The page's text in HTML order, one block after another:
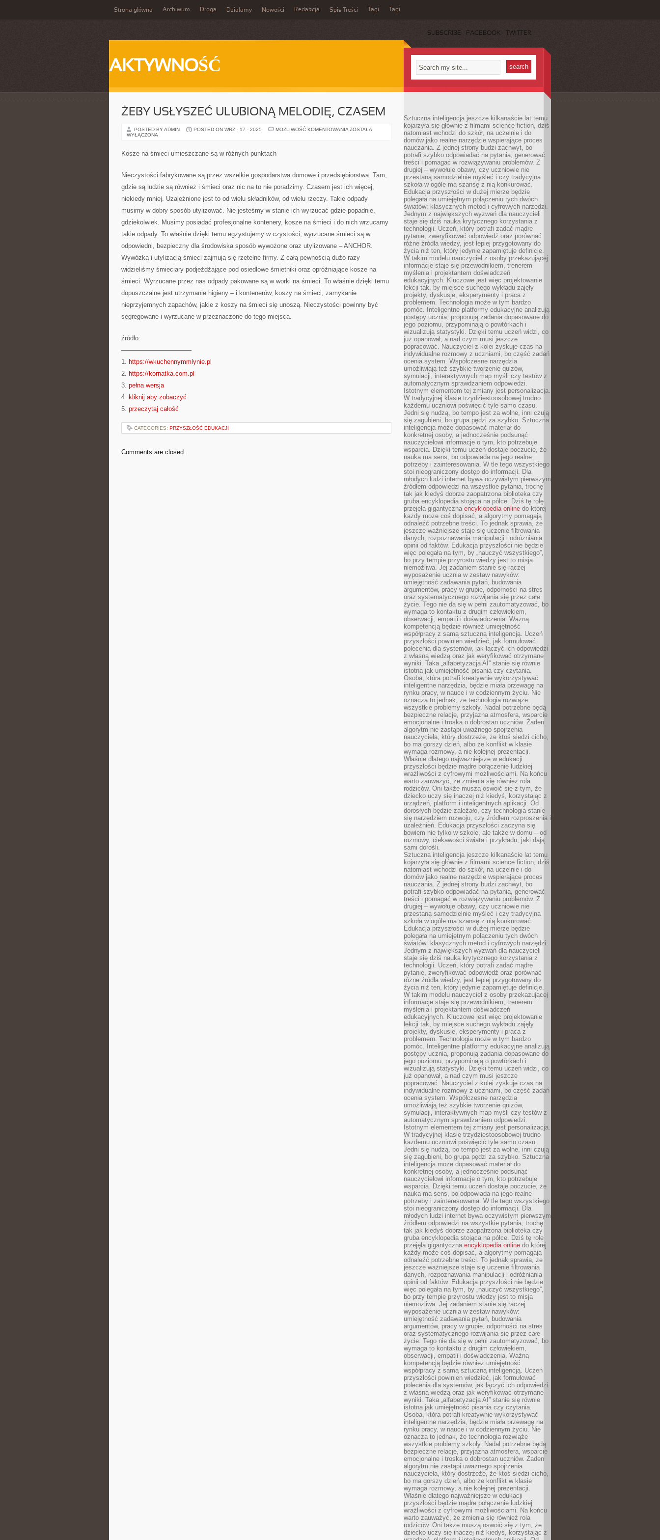
Strona główna Archiwum Droga Działamy Nowości Redakcja Spis Treści Tagi Tagi
SUBSCRIBE FACEBOOK TWITTER
AKTYWNOŚĆ
ŻEBY USŁYSZEĆ ULUBIONĄ MELODIĘ, CZASEM
POSTED BY ADMIN POSTED ON WRZ - 17 - 2025 MOŻLIWOŚĆ KOMENTOWANIA ŻEBY
ZOSTAŁA
WYŁĄCZONA
Kosze na śmieci umieszczane są w różnych punktach
Nieczystości fabrykowane są przez wszelkie gospodarstwa domowe i przedsiębiorstwa. Tam,
gdzie są ludzie są również i śmieci oraz nic na to nie poradzimy. Czasem jest ich więcej,
niekiedy mniej. Uzależnione jest to od wielu składników, od wielu rzeczy. Takie odpady
musimy w dobry sposób utylizować. Nie jesteśmy w stanie ich wyrzucać gdzie popadnie,
gdziekolwiek. Musimy posiadać profesjonalne kontenery, kosze na śmieci i do nich wrzucamy
takie odpady. To właśnie dzięki temu egzystujemy w czystości, wyrzucane śmieci są w
odpowiedni, bezpieczny dla środowiska sposób wywożone oraz utylizowane – ANCHOR.
Wywózką i utylizacją śmieci zajmują się rzetelne firmy. Z całą pewnością dużo razy
widzieliśmy śmieciary podjeżdżające pod osiedlowe śmietniki oraz opróżniające kosze na
śmieci. Wyrzucane przez nas odpady pakowane są w worki na śmieci. To właśnie dzięki temu
dopuszczalne jest utrzymanie higieny – i kontenerów, koszy na śmieci, zamykanie
nieprzyjemnych zapachów, jakie z koszy na śmieci się unoszą. Nieczystości powinny być
segregowane i wyrzucane w przeznaczone do tego miejsca.
źródło:
———————————
1. https://wkuchennymmlynie.pl
2. https://kornatka.com.pl
3. pełna wersja
4. kliknij aby zobaczyć
5. przeczytaj całość
CATEGORIES: PRZYSZŁOŚĆ EDUKACJI
Comments are closed.
Sztuczna inteligencja jeszcze kilkanaście lat temu
kojarzyła się głównie z filmami science fiction, dziś
natomiast wchodzi do szkół, na uczelnie i do
domów jako realne narzędzie wspierające proces
nauczania. Z jednej strony budzi zachwyt, bo
potrafi szybko odpowiadać na pytania, generować
treści i pomagać w rozwiązywaniu problemów. Z
drugiej – wywołuje obawy, czy uczniowie nie
przestaną samodzielnie myśleć i czy tradycyjna
szkoła w ogóle ma szansę z nią konkurować.
Edukacja przyszłości w dużej mierze będzie
polegała na umiejętnym połączeniu tych dwóch
światów: klasycznych metod i cyfrowych narzędzi.
Jednym z największych wyzwań dla nauczycieli
staje się dziś nauka krytycznego korzystania z
technologii. Uczeń, który potrafi zadać mądre
pytanie, zweryfikować odpowiedź oraz porównać
różne źródła wiedzy, jest lepiej przygotowany do
życia niż ten, który jedynie zapamiętuje definicje.
W takim modelu nauczyciel z osoby przekazującej
informacje staje się przewodnikiem, trenerem
myślenia i projektantem doświadczeń
edukacyjnych. Kluczowe jest więc projektowanie
lekcji tak, by miejsce suchego wykładu zajęły
projekty, dyskusje, eksperymenty i praca z
problemem. Technologia może w tym bardzo
pomóc. Inteligentne platformy edukacyjne analizują
postępy ucznia, proponują zadania dopasowane do
jego poziomu, przypominają o powtórkach i
wizualizują statystyki. Dzięki temu uczeń widzi, co
już opanował, a nad czym musi jeszcze
popracować. Nauczyciel z kolei zyskuje czas na
indywidualne rozmowy z uczniami, bo część zadań
ocenia system. Współczesne narzędzia
umożliwiają też szybkie tworzenie quizów,
symulacji, interaktywnych map myśli czy testów z
automatycznym sprawdzaniem odpowiedzi.
Istotnym elementem tej zmiany jest personalizacja.
W tradycyjnej klasie trzydziestoosobowej trudno
każdemu uczniowi poświęcić tyle samo czasu.
Jedni się nudzą, bo tempo jest za wolne, inni czują
się zagubieni, bo grupa pędzi za szybko. Sztuczna
inteligencja może dopasować materiał do
konkretnej osoby, a jednocześnie podsunąć
nauczycielowi informacje o tym, kto potrzebuje
wsparcia. Dzięki temu uczeń dostaje poczucie, że
nauka ma sens, bo odpowiada na jego realne
potrzeby i zainteresowania. W tle tego wszystkiego
stoi nieograniczony dostęp do informacji. Dla
młodych ludzi internet bywa oczywistym pierwszym
źródłem odpowiedzi na wszystkie pytania, trochę
tak jak kiedyś dobrze zaopatrzona biblioteka czy
gruba encyklopedia stojąca na półce. Dziś tę rolę
przejęła gigantyczna encyklopedia online do której
każdy może coś dopisać, a algorytmy pomagają
odnaleźć potrzebne treści. To jednak sprawia, że
jeszcze ważniejsze staje się uczenie filtrowania
danych, rozpoznawania manipulacji i odróżniania
opinii od faktów. Edukacja przyszłości nie będzie
więc polegała na tym, by „nauczyć wszystkiego”,
bo przy tempie przyrostu wiedzy jest to misja
niemożliwa. Jej zadaniem stanie się raczej
wyposażenie ucznia w zestaw nawyków:
umiejętność zadawania pytań, budowania
argumentów, pracy w grupie, odporności na stres
oraz systematycznego rozwijania się przez całe
życie. Tego nie da się w pełni zautomatyzować, bo
wymaga to kontaktu z drugim człowiekiem,
obserwacji, empatii i doświadczenia. Ważną
kompetencją będzie również umiejętność
współpracy z samą sztuczną inteligencją. Uczeń
przyszłości powinien wiedzieć, jak formułować
polecenia dla systemów, jak łączyć ich odpowiedzi
z własną wiedzą oraz jak weryfikować otrzymane
wyniki. Taka „alfabetyzacja AI” stanie się równie
istotna jak umiejętność pisania czy czytania.
Osoba, która potrafi kreatywnie wykorzystywać
inteligentne narzędzia, będzie miała przewagę na
rynku pracy, w nauce i w codziennym życiu. Nie
oznacza to jednak, że technologia rozwiąże
wszystkie problemy szkoły. Nadal potrzebne będą
bezpieczne relacje, przyjazna atmosfera, wsparcie
emocjonalne i troska o dobrostan uczniów. Żaden
algorytm nie zastąpi uważnego spojrzenia
nauczyciela, który dostrzeże, że ktoś siedzi cicho,
bo ma gorszy dzień, albo że konflikt w klasie
wymaga rozmowy, a nie kolejnej prezentacji.
Właśnie dlatego najważniejsze w edukacji
przyszłości będzie mądre połączenie ludzkiej
wrażliwości z cyfrowymi możliwościami. Na końcu
warto zauważyć, że zmienia się również rola
rodziców. Oni także muszą oswoić się z tym, że
dziecko uczy się inaczej niż kiedyś, korzystając z
urządzeń, platform i inteligentnych aplikacji. Od
dorosłych będzie zależało, czy technologia stanie
się narzędziem rozwoju, czy źródłem rozproszenia i
uzależnień. Edukacja przyszłości zaczyna się
bowiem nie tylko w szkole, ale także w domu – od
rozmowy, ciekawości świata i przykładu, jaki dają
sami dorośli.
Sztuczna inteligencja jeszcze kilkanaście lat temu
kojarzyła się głównie z filmami science fiction, dziś
natomiast wchodzi do szkół, na uczelnie i do
domów jako realne narzędzie wspierające proces
nauczania. Z jednej strony budzi zachwyt, bo
potrafi szybko odpowiadać na pytania, generować
treści i pomagać w rozwiązywaniu problemów. Z
drugiej – wywołuje obawy, czy uczniowie nie
przestaną samodzielnie myśleć i czy tradycyjna
szkoła w ogóle ma szansę z nią konkurować.
Edukacja przyszłości w dużej mierze będzie
polegała na umiejętnym połączeniu tych dwóch
światów: klasycznych metod i cyfrowych narzędzi.
Jednym z największych wyzwań dla nauczycieli
staje się dziś nauka krytycznego korzystania z
technologii. Uczeń, który potrafi zadać mądre
pytanie, zweryfikować odpowiedź oraz porównać
różne źródła wiedzy, jest lepiej przygotowany do
życia niż ten, który jedynie zapamiętuje definicje.
W takim modelu nauczyciel z osoby przekazującej
informacje staje się przewodnikiem, trenerem
myślenia i projektantem doświadczeń
edukacyjnych. Kluczowe jest więc projektowanie
lekcji tak, by miejsce suchego wykładu zajęły
projekty, dyskusje, eksperymenty i praca z
problemem. Technologia może w tym bardzo
pomóc. Inteligentne platformy edukacyjne analizują
postępy ucznia, proponują zadania dopasowane do
jego poziomu, przypominają o powtórkach i
wizualizują statystyki. Dzięki temu uczeń widzi, co
już opanował, a nad czym musi jeszcze
popracować. Nauczyciel z kolei zyskuje czas na
indywidualne rozmowy z uczniami, bo część zadań
ocenia system. Współczesne narzędzia
umożliwiają też szybkie tworzenie quizów,
symulacji, interaktywnych map myśli czy testów z
automatycznym sprawdzaniem odpowiedzi.
Istotnym elementem tej zmiany jest personalizacja.
W tradycyjnej klasie trzydziestoosobowej trudno
każdemu uczniowi poświęcić tyle samo czasu.
Jedni się nudzą, bo tempo jest za wolne, inni czują
się zagubieni, bo grupa pędzi za szybko. Sztuczna
inteligencja może dopasować materiał do
konkretnej osoby, a jednocześnie podsunąć
nauczycielowi informacje o tym, kto potrzebuje
wsparcia. Dzięki temu uczeń dostaje poczucie, że
nauka ma sens, bo odpowiada na jego realne
potrzeby i zainteresowania. W tle tego wszystkiego
stoi nieograniczony dostęp do informacji. Dla
młodych ludzi internet bywa oczywistym pierwszym
źródłem odpowiedzi na wszystkie pytania, trochę
tak jak kiedyś dobrze zaopatrzona biblioteka czy
gruba encyklopedia stojąca na półce. Dziś tę rolę
przejęła gigantyczna encyklopedia online do której
każdy może coś dopisać, a algorytmy pomagają
odnaleźć potrzebne treści. To jednak sprawia, że
jeszcze ważniejsze staje się uczenie filtrowania
danych, rozpoznawania manipulacji i odróżniania
opinii od faktów. Edukacja przyszłości nie będzie
więc polegała na tym, by „nauczyć wszystkiego”,
bo przy tempie przyrostu wiedzy jest to misja
niemożliwa. Jej zadaniem stanie się raczej
wyposażenie ucznia w zestaw nawyków:
umiejętność zadawania pytań, budowania
argumentów, pracy w grupie, odporności na stres
oraz systematycznego rozwijania się przez całe
życie. Tego nie da się w pełni zautomatyzować, bo
wymaga to kontaktu z drugim człowiekiem,
obserwacji, empatii i doświadczenia. Ważną
kompetencją będzie również umiejętność
współpracy z samą sztuczną inteligencją. Uczeń
przyszłości powinien wiedzieć, jak formułować
polecenia dla systemów, jak łączyć ich odpowiedzi
z własną wiedzą oraz jak weryfikować otrzymane
wyniki. Taka „alfabetyzacja AI” stanie się równie
istotna jak umiejętność pisania czy czytania.
Osoba, która potrafi kreatywnie wykorzystywać
inteligentne narzędzia, będzie miała przewagę na
rynku pracy, w nauce i w codziennym życiu. Nie
oznacza to jednak, że technologia rozwiąże
wszystkie problemy szkoły. Nadal potrzebne będą
bezpieczne relacje, przyjazna atmosfera, wsparcie
emocjonalne i troska o dobrostan uczniów. Żaden
algorytm nie zastąpi uważnego spojrzenia
nauczyciela, który dostrzeże, że ktoś siedzi cicho,
bo ma gorszy dzień, albo że konflikt w klasie
wymaga rozmowy, a nie kolejnej prezentacji.
Właśnie dlatego najważniejsze w edukacji
przyszłości będzie mądre połączenie ludzkiej
wrażliwości z cyfrowymi możliwościami. Na końcu
warto zauważyć, że zmienia się również rola
rodziców. Oni także muszą oswoić się z tym, że
dziecko uczy się inaczej niż kiedyś, korzystając z